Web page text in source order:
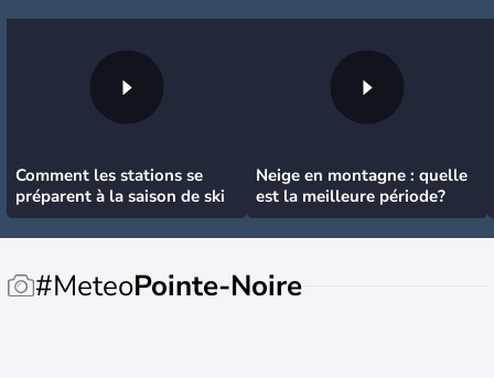
Comment les stations se
préparent à la saison de ski
Neige en montagne : quelle
est la meilleure période?
#MeteoPointe-Noire